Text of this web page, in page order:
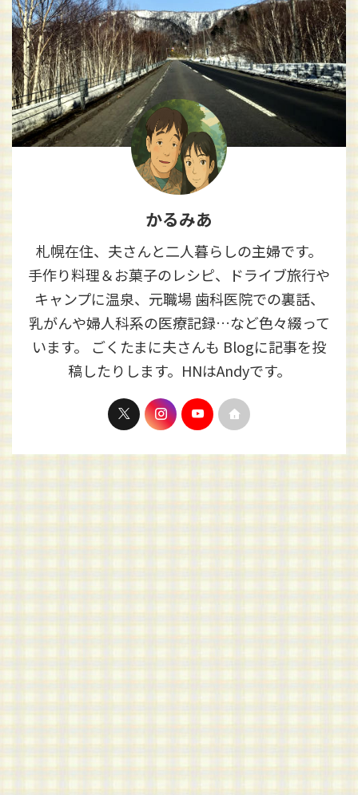
かるみあ
札幌在住、夫さんと二人暮らしの主婦です。
手作り料理＆お菓子のレシピ、ドライブ旅行や
キャンプに温泉、元職場 歯科医院での裏話、
乳がんや婦人科系の医療記録…など色々綴って
います。 ごくたまに夫さんも Blogに記事を投
稿したりします。HNはAndyです。